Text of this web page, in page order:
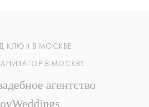
КЛЮЧ В МОСКВЕ
В МОСКВЕ
агентство